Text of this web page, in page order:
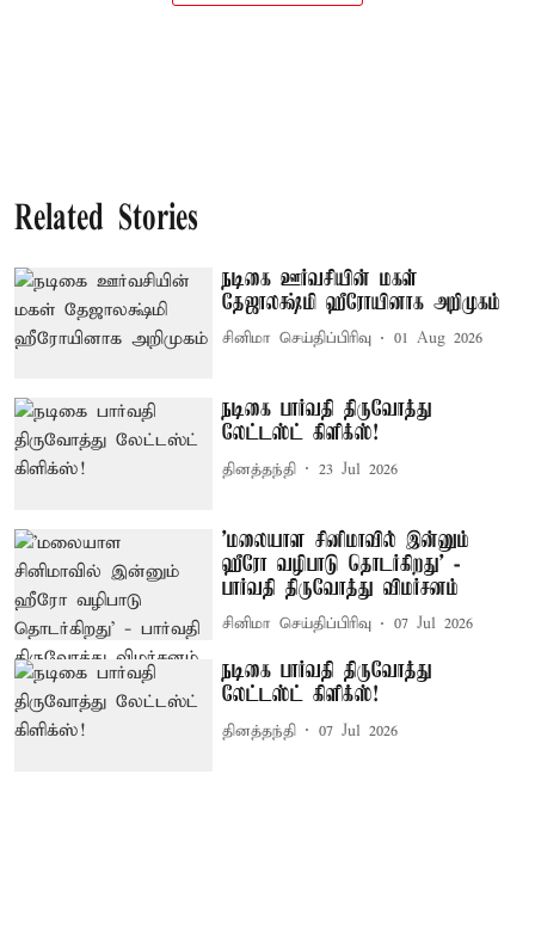
Related Stories
நடிகை ஊர்வசியின் மகள்
தேஜாலக்ஷ்மி ஹீரோயினாக அறிமுகம்
சினிமா செய்திப்பிரிவு 01 Aug 2026
நடிகை பார்வதி திருவோத்து
லேட்டஸ்ட் கிளிக்ஸ்!
தினத்தந்தி 23 Jul 2026
'மலையாள சினிமாவில் இன்னும்
ஹீரோ வழிபாடு தொடர்கிறது' -
பார்வதி திருவோத்து விமர்சனம்
சினிமா செய்திப்பிரிவு 07 Jul 2026
நடிகை பார்வதி திருவோத்து
லேட்டஸ்ட் கிளிக்ஸ்!
தினத்தந்தி 07 Jul 2026